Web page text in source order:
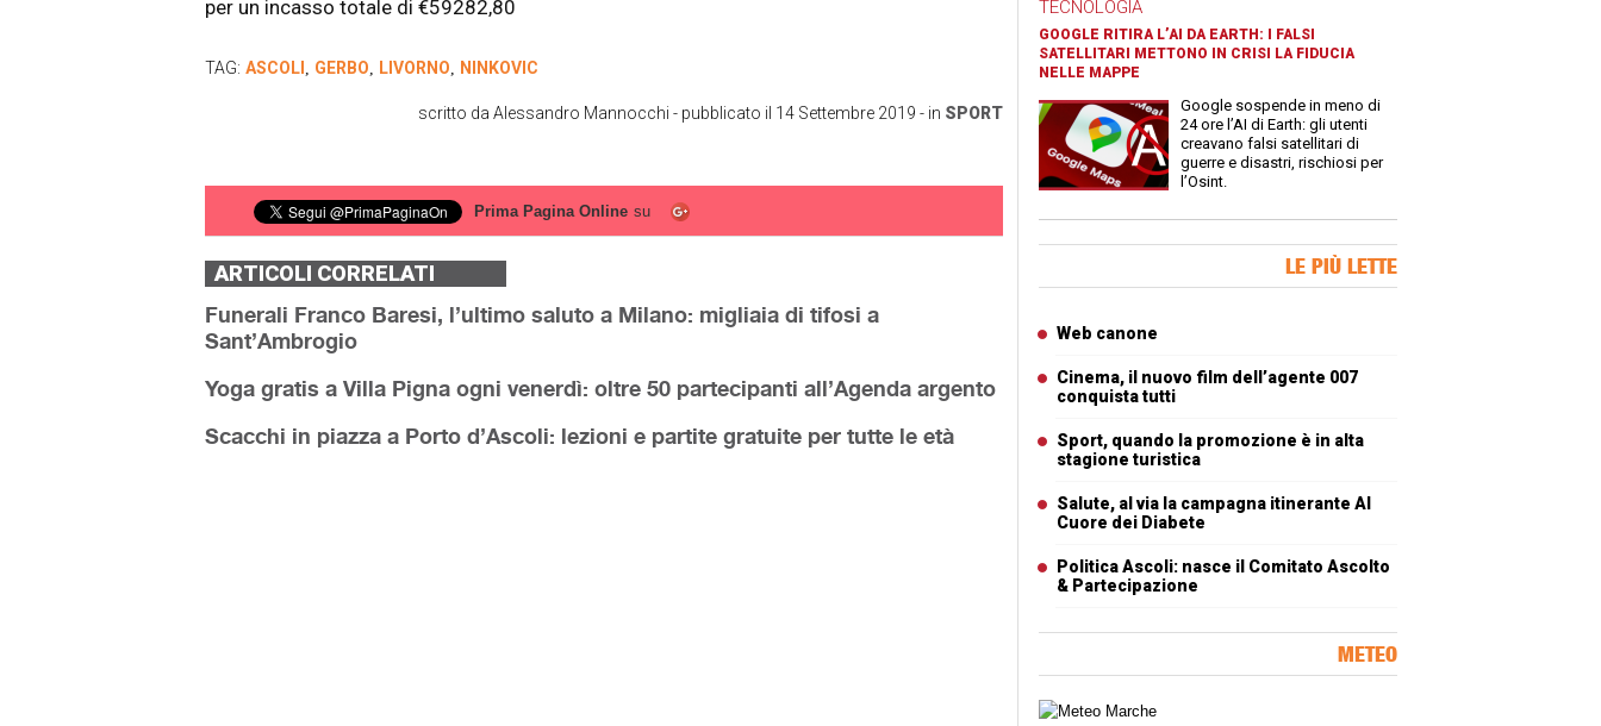
per un incasso totale di €59282,80
TAG: ASCOLI GERBO LIVORNO NINKOVIC
scritto da Alessandro Mannocchi - pubblicato il 14 Settembre 2019 - in SPORT
Prima Pagina Online su
ARTICOLI CORRELATI
Funerali Franco Baresi, l’ultimo saluto a Milano: migliaia di tifosi a
Sant’Ambrogio
Yoga gratis a Villa Pigna ogni venerdì: oltre 50 partecipanti all’Agenda argento
Scacchi in piazza a Porto d’Ascoli: lezioni e partite gratuite per tutte le età
TECNOLOGIA
GOOGLE RITIRA L’AI DA EARTH: I FALSI
SATELLITARI METTONO IN CRISI LA FIDUCIA
NELLE MAPPE
Google sospende in meno di
24 ore l’AI di Earth: gli utenti
creavano falsi satellitari di
guerre e disastri, rischiosi per
l’Osint.
LE PIÙ LETTE
Web canone
Cinema, il nuovo film dell’agente 007
conquista tutti
Sport, quando la promozione è in alta
stagione turistica
Salute, al via la campagna itinerante Al
Cuore dei Diabete
Politica Ascoli: nasce il Comitato Ascolto
& Partecipazione
METEO
Carta meteorologica delle Marche